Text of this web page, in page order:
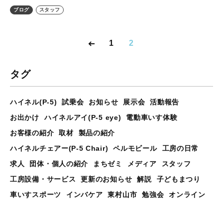
ブログ スタッフ
1 2
タグ
ハイネル(P-5) 試乗会 お知らせ 展示会
活動報告
お出かけ
ハイネルアイ(P-5 eye)
電動車いす体験
お客様の紹介
取材
製品の紹介
ハイネルチェアー(P-5 Chair)
ペルモビール
工房の日常
求人
団体・個人の紹介 まちゼミ メディア
スタッフ
工房設備・サービス
更新のお知らせ 解説
子どもまつり
車いすスポーツ
インバケア 東村山市 勉強会
オンライン